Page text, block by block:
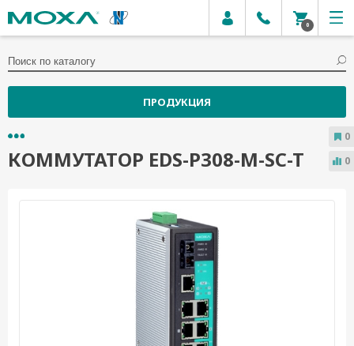
0
ПРОДУКЦИЯ
КОММУТАТОР EDS-P308-M-SC-T
0
0